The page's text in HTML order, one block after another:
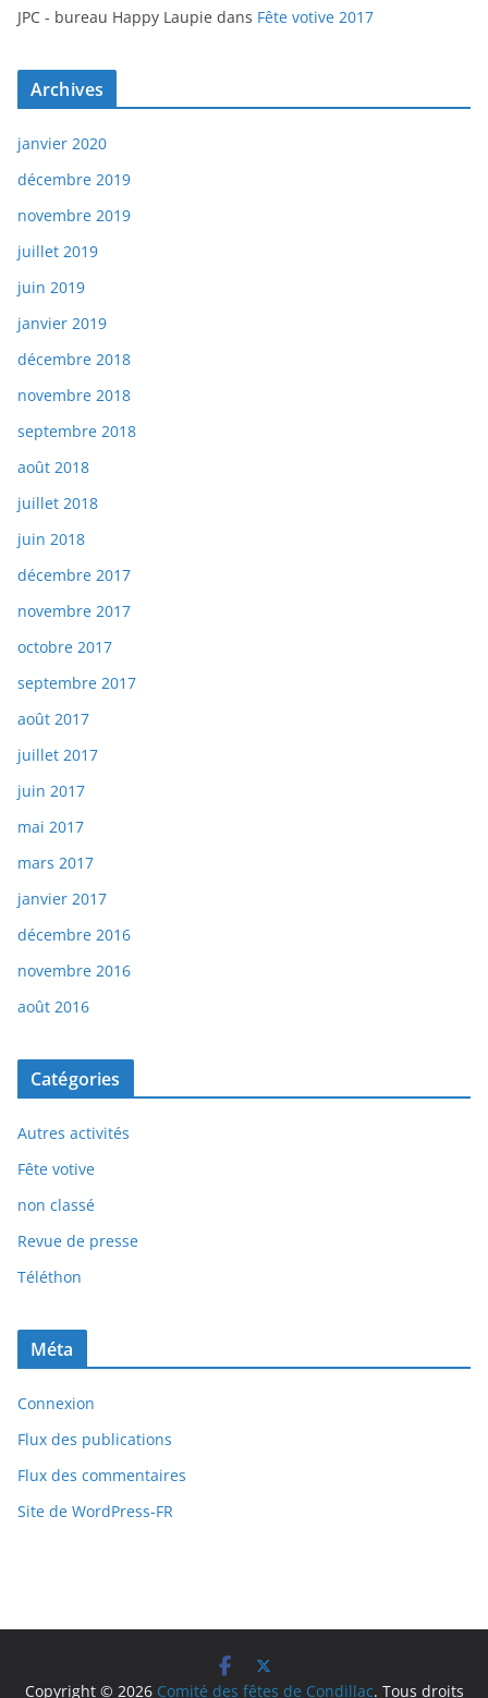
JPC - bureau Happy Laupie dans Fête votive 2017
Archives
janvier 2020
décembre 2019
novembre 2019
juillet 2019
juin 2019
janvier 2019
décembre 2018
novembre 2018
septembre 2018
août 2018
juillet 2018
juin 2018
décembre 2017
novembre 2017
octobre 2017
septembre 2017
août 2017
juillet 2017
juin 2017
mai 2017
mars 2017
janvier 2017
décembre 2016
novembre 2016
août 2016
Catégories
Autres activités
Fête votive
non classé
Revue de presse
Téléthon
Méta
Connexion
Flux des publications
Flux des commentaires
Site de WordPress-FR
Copyright © 2026 Comité des fêtes de Condillac. Tous droits